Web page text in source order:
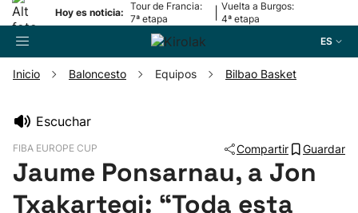
Hoy es noticia:
Tour de Francia:
7ª etapa
Vuelta a Burgos:
4ª etapa
ES
Pelota
Inicio Baloncesto Equipos Bilbao Basket
Escuchar
FIBA EUROPE CUP Compartir Guardar
Jaume Ponsarnau, a Jon
Txakartegi: “Toda esta